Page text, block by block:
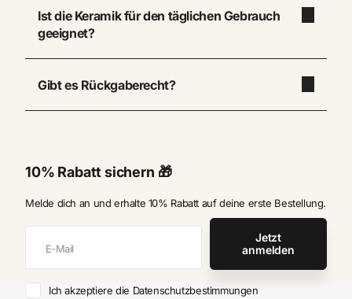
Ist die Keramik für den täglichen Gebrauch
geeignet?
Gibt es Rückgaberecht?
10% Rabatt sichern 🎁
Melde dich an und erhalte 10% Rabatt auf deine erste Bestellung.
Jetzt
anmelden
Ich akzeptiere die Datenschutzbestimmungen